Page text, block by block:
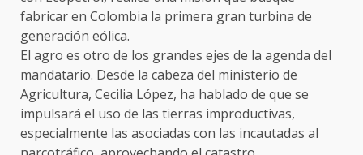
fabricar en Colombia la primera gran turbina de
generación eólica.
El agro es otro de los grandes ejes de la agenda del
mandatario. Desde la cabeza del ministerio de
Agricultura, Cecilia López, ha hablado de que se
impulsará el uso de las tierras improductivas,
especialmente las asociadas con las incautadas al